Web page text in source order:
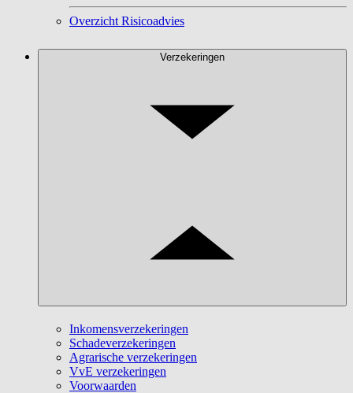
Overzicht Risicoadvies
Verzekeringen
Inkomensverzekeringen
Schadeverzekeringen
Agrarische verzekeringen
VvE verzekeringen
Voorwaarden